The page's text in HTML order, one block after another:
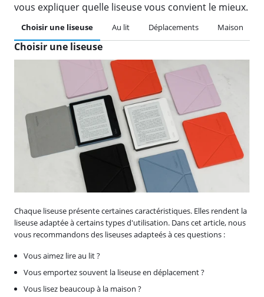
vous expliquer quelle liseuse vous convient le mieux.
Choisir une liseuse Au lit Déplacements Maison
Choisir une liseuse
Chaque liseuse présente certaines caractéristiques. Elles rendent la
liseuse adaptée à certains types d'utilisation. Dans cet article, nous
vous recommandons des liseuses adapteés à ces questions :
Vous aimez lire au lit ?
Vous emportez souvent la liseuse en déplacement ?
Vous lisez beaucoup à la maison ?